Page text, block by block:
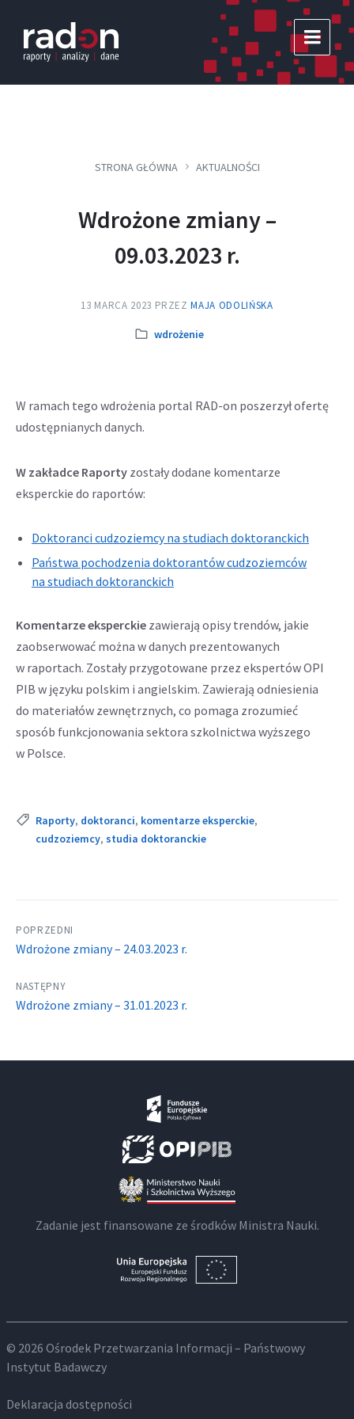
content
main
navigation
footer
STRONA GŁÓWNA AKTUALNOŚCI
Wdrożone zmiany –
09.03.2023 r.
13 MARCA 2023 PRZEZMAJA ODOLIŃSKA
Kategoria:
wdrożenie
W ramach tego wdrożenia portal RAD-on poszerzył ofertę
udostępnianych danych.
W zakładce Raporty zostały dodane komentarze
eksperckie do raportów:
Doktoranci cudzoziemcy na studiach doktoranckich
Państwa pochodzenia doktorantów cudzoziemców
na studiach doktoranckich
nowej
karcie
Komentarze eksperckie zawierają opisy trendów, jakie
zaobserwować można w danych prezentowanych
w raportach. Zostały przygotowane przez ekspertów OPI
PIB w języku polskim i angielskim. Zawierają odniesienia
do materiałów zewnętrznych, co pomaga zrozumieć
sposób funkcjonowania sektora szkolnictwa wyższego
w Polsce.
Tags:
Raporty, doktoranci, komentarze eksperckie,
cudzoziemcy, studia doktoranckie
POPRZEDNI
Wdrożone zmiany – 24.03.2023 r.
NASTĘPNY
Wdrożone zmiany – 31.01.2023 r.
Zadanie jest finansowane ze środków Ministra Nauki.
© 2026 Ośrodek Przetwarzania Informacji – Państwowy
Instytut Badawczy
Deklaracja dostępności